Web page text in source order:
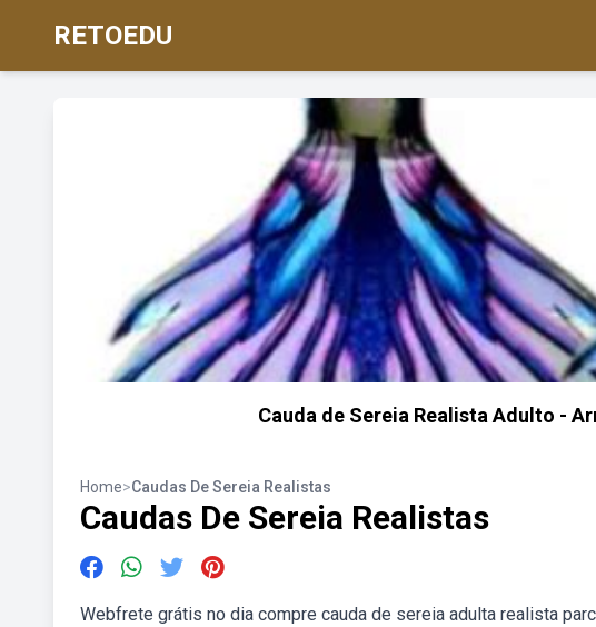
RETOEDU
Cauda de Sereia Realista Adulto -
Home>Caudas De Sereia Realistas
Caudas De Sereia Realistas
Webfrete grátis no dia compre cauda de sereia adulta realista